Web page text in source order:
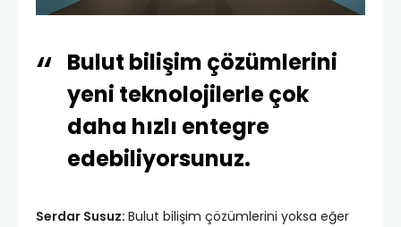
Bulut bilişim çözümlerini
yeni teknolojilerle çok
daha hızlı entegre
edebiliyorsunuz.
Serdar Susuz: Bulut bilişim çözümlerini yoksa eğer